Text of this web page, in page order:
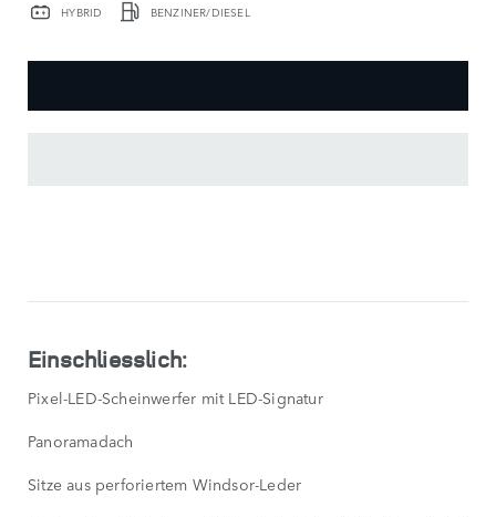
HYBRID BENZINER/DIESEL
LESS
Einschliesslich:
Pixel-LED-Scheinwerfer mit LED-Signatur
Panoramadach
Sitze aus perforiertem Windsor-Leder